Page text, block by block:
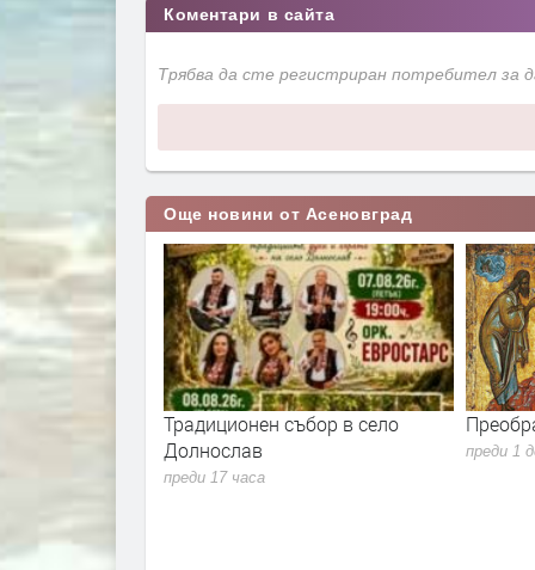
Коментари в сайта
Трябва да сте регистриран потребител
Още новини от Асеновград
Традиционен събор в село
Долнослав
преди 17 часа
преди 1